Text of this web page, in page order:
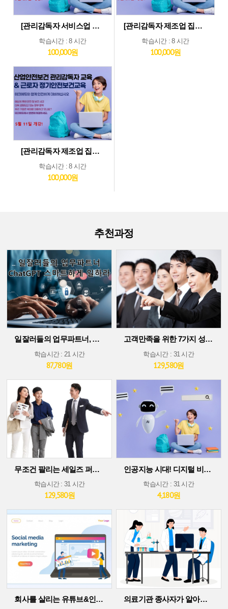
[관리감독자 서비스업 및 기타업 집체교육_5월29일] 기타업종 및 서비스업종 관리감독자 집체 교육...5월29일 개강
학습시간 : 8 시간
100,000원
[관리감독자 제조업 집체교육_5월26일] 제조업종 관리감독자 집체 교육...5월26일 개강
학습시간 : 8 시간
100,000원
[관리감독자 제조업 집체교육_5월11일] 제조업종 관리감독자 집체 교육...5월11일 개강
학습시간 : 8 시간
100,000원
추천과정
일잘러들의 업무파트너, ChatGPT 스마트하게 일하라!
학습시간 : 21 시간
87,780원
고객만족을 위한 7가지 성공 가이드
학습시간 : 31 시간
129,580원
무조건 팔리는 세일즈 퍼포먼스 스킬
학습시간 : 31 시간
129,580원
인공지능 시대! 디지털 비즈니스 플랫폼에서 살아남기(30차시 ver)
학습시간 : 31 시간
4,180원
회사를 살리는 유튜브&인스타그램 소셜 미디어 마케팅 의료기관 종사자가 알아야 할 의료기술 트렌드